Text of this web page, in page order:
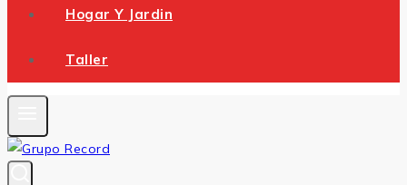
Hogar Y Jardin
Taller